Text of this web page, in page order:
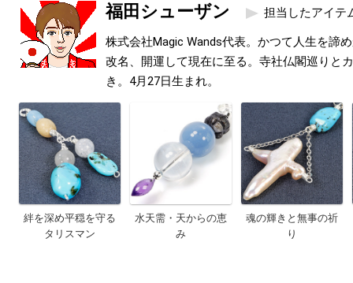
福田シューザン 担当したアイテ
株式会社Magic Wands代表。かつて人生を諦
改名、開運して現在に至る。寺社仏閣巡りと
き。4月27日生まれ。
絆を深め平穏を守る
タリスマン
水天需・天からの恵
み
魂の輝きと無事の祈
り